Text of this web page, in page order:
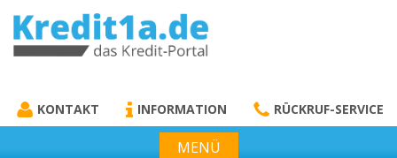
KREDIT1A.DE
KONTAKT INFORMATION RÜCKRUF-SERVICE
MENÜ